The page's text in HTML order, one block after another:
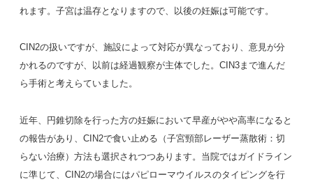
れます。子宮は温存となりますので、以後の妊娠は可能です。
CIN2の扱いですが、施設によって対応が異なっており、意見が分
かれるのですが、以前は経過観察が主体でした。CIN3まで進んだ
ら手術と考えらていました。
近年、円錐切除を行った方の妊娠において早産がやや高率になると
の報告があり、CIN2で食い止める（子宮頸部レーザー蒸散術：切
らない治療）方法も選択されつつあります。当院ではガイドライン
に準じて、CIN2の場合にはパピローマウイルスのタイピングを行